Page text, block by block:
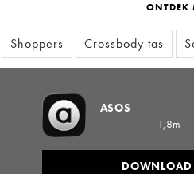
ONTDEK
Shoppers Crossbody tas
ASOS
1,8m
DOWNLOAD